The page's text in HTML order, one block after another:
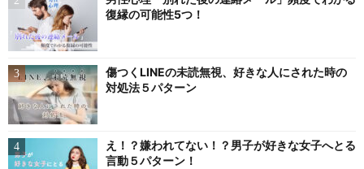
復縁の可能性5つ！
傷つくLINEの未読無視、好きな人にされた時の
対処法５パターン
え！？嫌われてない！？男子が好きな女子へとる
言動５パターン！